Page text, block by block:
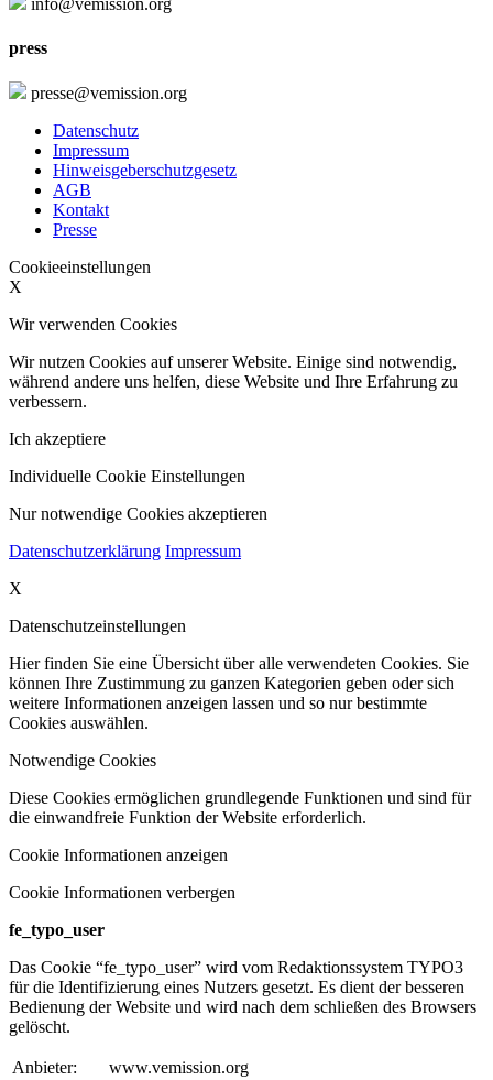
info@vemission.org
press
presse@vemission.org
Datenschutz
Impressum
Hinweisgeberschutzgesetz
AGB
Kontakt
Presse
Cookieeinstellungen
X
Wir verwenden Cookies
Wir nutzen Cookies auf unserer Website. Einige sind notwendig,
während andere uns helfen, diese Website und Ihre Erfahrung zu
verbessern.
Ich akzeptiere
Individuelle Cookie Einstellungen
Nur notwendige Cookies akzeptieren
Datenschutzerklärung Impressum
X
Datenschutzeinstellungen
Hier finden Sie eine Übersicht über alle verwendeten Cookies. Sie
können Ihre Zustimmung zu ganzen Kategorien geben oder sich
weitere Informationen anzeigen lassen und so nur bestimmte
Cookies auswählen.
Notwendige Cookies
Diese Cookies ermöglichen grundlegende Funktionen und sind für
die einwandfreie Funktion der Website erforderlich.
Cookie Informationen anzeigen
Cookie Informationen verbergen
fe_typo_user
Das Cookie “fe_typo_user” wird vom Redaktionssystem TYPO3
für die Identifizierung eines Nutzers gesetzt. Es dient der besseren
Bedienung der Website und wird nach dem schließen des Browsers
gelöscht.
Anbieter:
www.vemission.org